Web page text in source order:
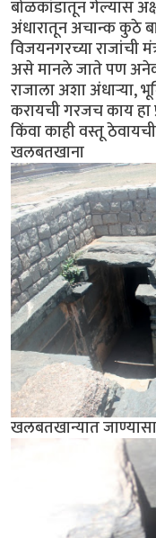
बोळकांडातून गेल्यास
अंधारातून अचान्क कुठे
विजयनगरच्या राजांची
असे मानले जाते पण
राजाला अशा अंधार्‍या,
करायची गरजच काय हा
किंवा काही वस्तू
खलबतखाना
खलबतखान्यात